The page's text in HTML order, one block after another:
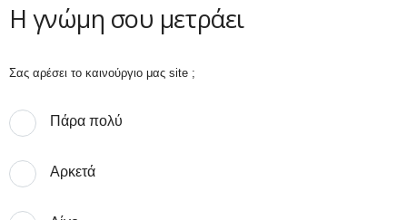
Η γνώμη σου μετράει
Σας αρέσει το καινούργιο μας site ;
Πάρα πολύ
Αρκετά